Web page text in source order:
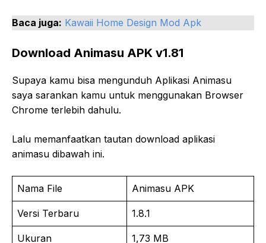
Baca juga: Kawaii Home Design Mod Apk
Download Animasu APK v1.81
Supaya kamu bisa mengunduh Aplikasi Animasu
saya sarankan kamu untuk menggunakan Browser
Chrome terlebih dahulu.
Lalu memanfaatkan tautan download aplikasi
animasu dibawah ini.
Nama File Animasu APK
Versi Terbaru 1.8.1
Ukuran 1,73 MB